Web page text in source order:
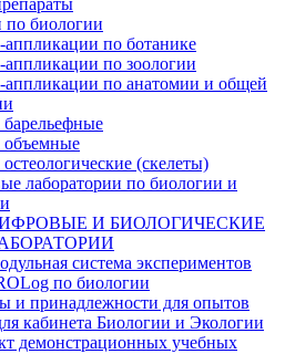
биологии
по ботанике
по зоологии
по анатомии и общей
(скелеты)
лаборатории по биологии и
И БИОЛОГИЧЕСКИЕ
система экспериментов
по биологии
и принадлежности для опытов
кабинета Биологии и Экологии
демонстрационных учебных